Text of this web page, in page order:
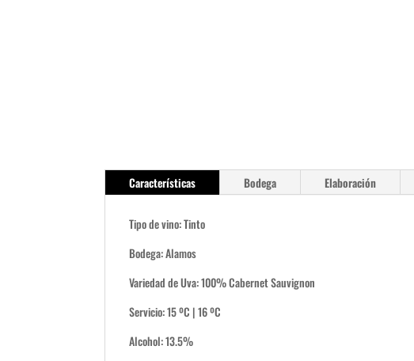
Características Bodega Elaboración
Tipo de vino: Tinto
Bodega: Alamos
Variedad de Uva: 100% Cabernet Sauvignon
Servicio: 15 ºC | 16 ºC
Alcohol: 13.5%